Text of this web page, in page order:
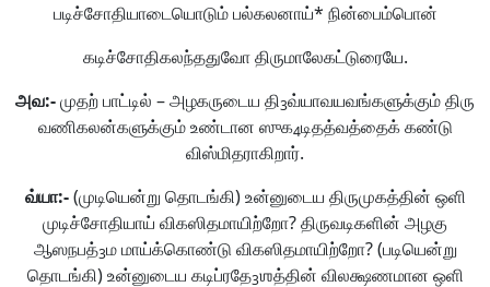
படிச்சோதியாடையொடும் பல்கலனாய்* நின்பைம்பொன்
கடிச்சோதிகலந்ததுவோ திருமாலேகட்டுரையே.
அவ:-முதற் பாட்டில் – அழகருடைய தி3வ்யாவயவங்களுக்கும் திரு
வணிகலன்களுக்கும் உண்டான ஸுக4டிதத்வத்தைக் கண்டு
விஸ்மிதராகிறார்.
வ்யா:-(முடியென்று தொடங்கி) உன்னுடைய திருமுகத்தின் ஒளி
முடிச்சோதியாய் விகஸிதமாயிற்றோ? திருவடிகளின் அழகு
ஆஸநபத்3ம மாய்க்கொண்டு விகஸிதமாயிற்றோ? (படியென்று
தொடங்கி) உன்னுடைய கடிப்ரதே3ஶத்தின் விலக்ஷணமான ஒளி